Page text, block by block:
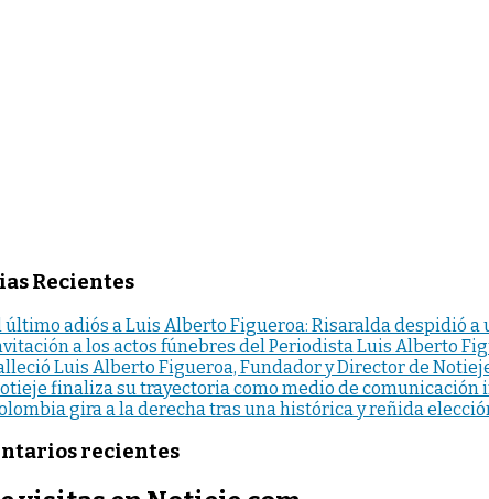
Recientes
último adiós a Luis Alberto Figueroa: Risaralda despidió
a los actos fúnebres del Periodista Luis Alberto
Luis Alberto Figueroa, Fundador y Director de
finaliza su trayectoria como medio de comunicación
gira a la derecha tras una histórica y reñida
recientes